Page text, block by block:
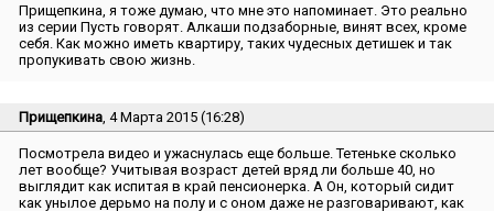
Прищепкина, я тоже думаю, что мне это напоминает. Это реально
из серии Пусть говорят. Алкаши подзаборные, винят всех, кроме
себя. Как можно иметь квартиру, таких чудесных детишек и так
пропукивать свою жизнь.
Прищепкина , 4 Марта 2015 (16:28)
Посмотрела видео и ужаснулась еще больше. Тетеньке сколько
лет вообще? Учитывая возраст детей вряд ли больше 40, но
выглядит как испитая в край пенсионерка. А Он, который сидит
как унылое дерьмо на полу и с оном даже не разговаривают, как